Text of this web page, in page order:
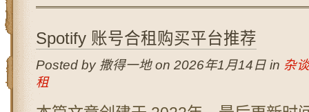
Spotify 账号合租购买平台推荐
Posted by 撒得一地 on 2026年1月14日 in 杂谈
租